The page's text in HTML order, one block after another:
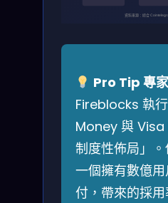
資料來源：綜合
Pro Tip 專家
Fireblocks 執
Money 與 Visa
制度性佈局」
一個擁有數億
付，帶來的採